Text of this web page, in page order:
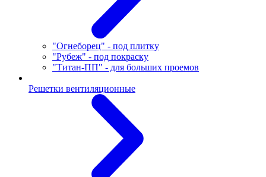
"Огнеборец" - под плитку
"Рубеж" - под покраску
"Титан-ПП" - для больших проемов
Решетки вентиляционные